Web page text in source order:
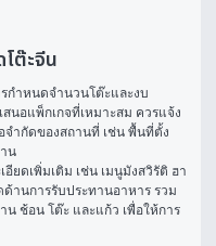
ต๊ะจีน
กำหนดจำนวนโต๊ะและงบ
นอแพ็กเกจที่เหมาะสม ควรแจ้ง
จำกัดของสถานที่ เช่น พื้นที่ตั้ง
น
ยดเพิ่มเติม เช่น เมนูมังสวิรัติ ฮา
านการรับประทานอาหาร รวม